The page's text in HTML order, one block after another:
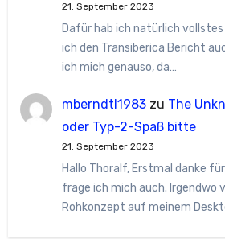
21. September 2023
Dafür hab ich natürlich vollstes
ich den Transiberica Bericht
ich mich genauso, da…
mberndtl1983zu The
oder Typ-2-Spaß bitte
21. September 2023
Hallo Thoralf, Erstmal danke
frage ich mich auch. Irgendwo
Rohkonzept auf meinem